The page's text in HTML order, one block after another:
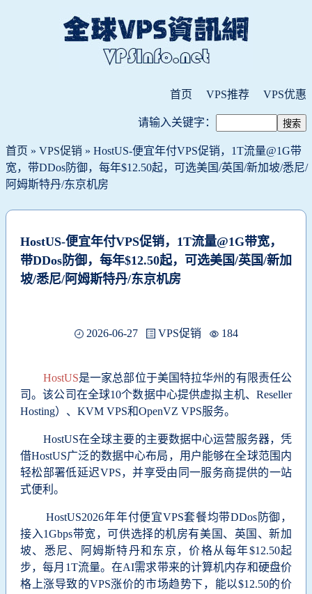
首页 VPS推荐 VPS优惠
请输入关键字：
首页 » VPS促销 » HostUS-便宜年付VPS促销，1T流量@1G带
宽，带DDos防御，每年$12.50起，可选美国/英国/新加坡/悉尼/
阿姆斯特丹/东京机房
HostUS-便宜年付VPS促销，1T流量@1G带宽，
带DDos防御，每年$12.50起，可选美国/英国/新加
坡/悉尼/阿姆斯特丹/东京机房
2026-06-27 VPS促销 184
HostUS是一家总部位于美国特拉华州的有限责任公
司。该公司在全球10个数据中心提供虚拟主机、Reseller
Hosting）、KVM VPS和OpenVZ VPS服务。
HostUS在全球主要的主要数据中心运营服务器，凭
借HostUS广泛的数据中心布局，用户能够在全球范围内
轻松部署低延迟VPS，并享受由同一服务商提供的一站
式便利。
HostUS2026年年付便宜VPS套餐均带DDos防御，
接入1Gbps带宽，可供选择的机房有美国、英国 、新加
坡、 悉尼、
阿姆斯特丹和东京，价格从每年$12.50起
步，每月1T流量。在AI需求带来的计算机内存和硬盘价
格上涨导致的VPS涨价的市场趋势下，能以$12.50的价